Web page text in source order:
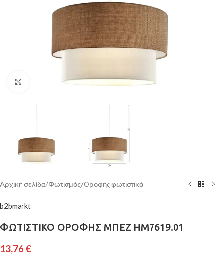
Κάντε κλικ για μεγέθυνση
Αρχική σελίδα/Φωτισμός/Οροφής φωτιστικά
b2bmarkt
ΦΩΤΙΣΤΙΚΟ ΟΡΟΦΗΣ ΜΠΕΖ HM7619.01
13,76 €